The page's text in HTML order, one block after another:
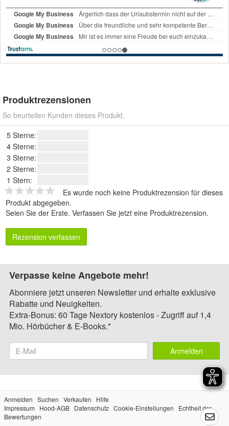
Produktrezensionen
So beurteilen Kunden dieses Produkt.
5 Sterne:
4 Sterne:
3 Sterne:
2 Sterne:
1 Stern:
Es wurde noch keine Produktrezension für dieses
Produkt abgegeben.
Seien Sie der Erste. Verfassen Sie jetzt eine Produktrezension.
Rezension verfassen
Verpasse keine Angebote mehr!
Abonniere jetzt unseren Newsletter und erhalte exklusive
Rabatte und Neuigkeiten.
Extra-Bonus: 60 Tage Nextory kostenlos - Zugriff auf 1,4
Mio. Hörbücher & E-Books.*
Anmelden
Anmelden Suchen Verkaufen
Hilfe
Impressum
Hood-AGB Datenschutz Cookie-Einstellungen
Echtheit der
Bewertungen